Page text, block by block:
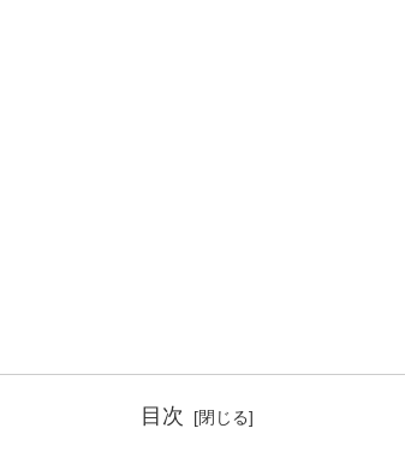
目次